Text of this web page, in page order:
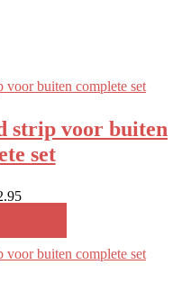
strip voor buiten
set